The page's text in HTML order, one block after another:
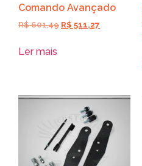
Comando Avançado
R$601,49 R$ 511,27
Ler mais